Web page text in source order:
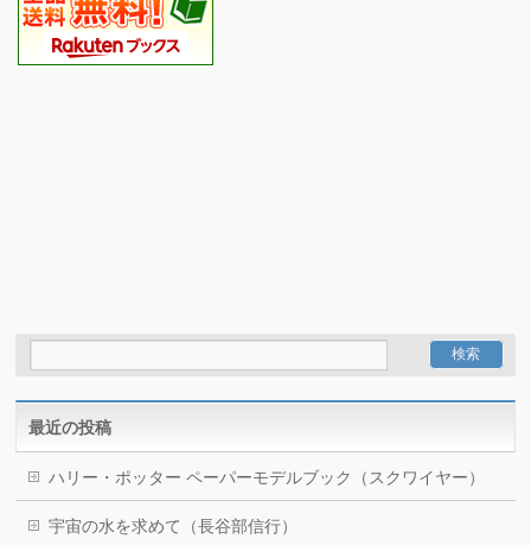
最近の投稿
ハリー・ポッター ペーパーモデルブック（スクワイヤー）
宇宙の水を求めて（長谷部信行）